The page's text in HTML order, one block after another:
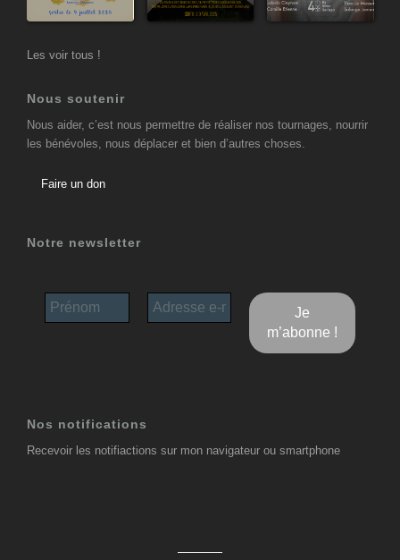
Les voir tous !
Nous soutenir
Nous aider, c’est nous permettre de réaliser nos tournages, nourrir
les bénévoles, nous déplacer et bien d’autres choses.
Faire un don
Notre newsletter
Nos notifications
Recevoir les notifiactions sur mon navigateur ou smartphone